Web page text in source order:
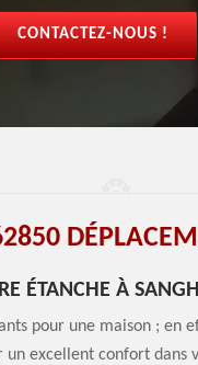
CONTACTEZ-NOUS !
ÉTANCHE À
pour une maison ; en
excellent confort dans